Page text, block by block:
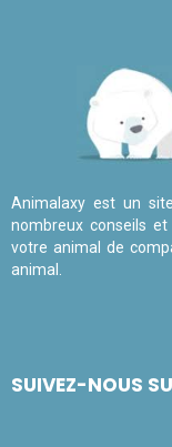
Animalaxy est un
nombreux conseils
votre animal de
animal.
SUIVEZ-NOUS